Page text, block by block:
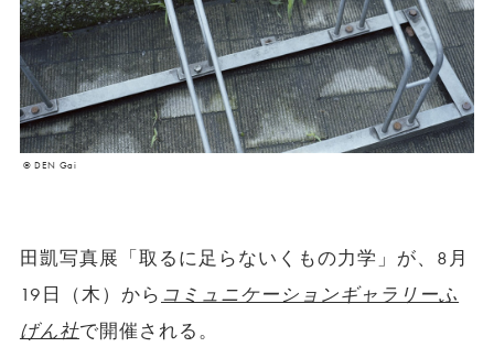
© DEN Gai
田凱写真展「取るに足らないくもの力学」が、8月
19日（木）から コミュニケーションギャラリーふ
げん社で開催される。